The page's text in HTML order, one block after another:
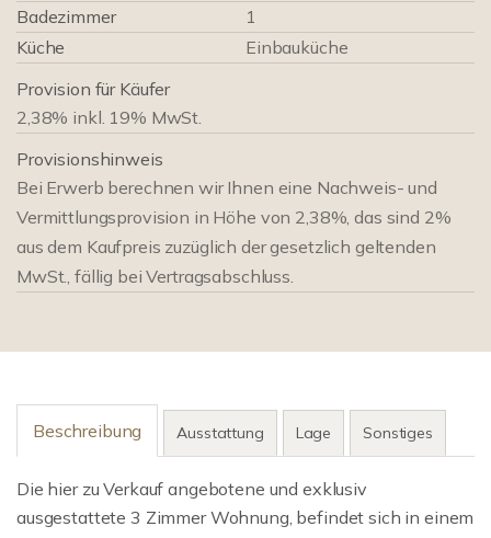
Badezimmer
1
Küche
Einbauküche
Provision für Käufer
2,38% inkl. 19% MwSt.
Provisionshinweis
Bei Erwerb berechnen wir Ihnen eine Nachweis- und
Vermittlungsprovision in Höhe von 2,38%, das sind 2%
aus dem Kaufpreis zuzüglich der gesetzlich geltenden
MwSt., fällig bei Vertragsabschluss.
Beschreibung Ausstattung Lage Sonstiges
Die hier zu Verkauf angebotene und exklusiv
ausgestattete 3 Zimmer Wohnung, befindet sich in einem